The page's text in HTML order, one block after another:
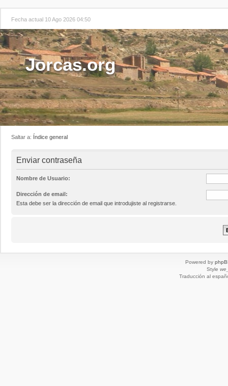
Fecha actual 10 Ago 2026 04:50
Jorcas.org
Saltar a: Índice general
Enviar contraseña
Nombre de Usuario:
Dirección de email:
Esta debe ser la dirección de email que introdujiste al registrarse.
Powered by
Style
Traducción al